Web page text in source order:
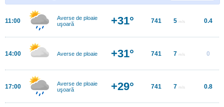
11:00
Averse de ploaie
uşoară
+31° 741 5 m/s 0.4
14:00 Averse de ploaie +31° 741 7 m/s 0
17:00
Averse de ploaie
uşoară
+29° 741 7 m/s 0.8